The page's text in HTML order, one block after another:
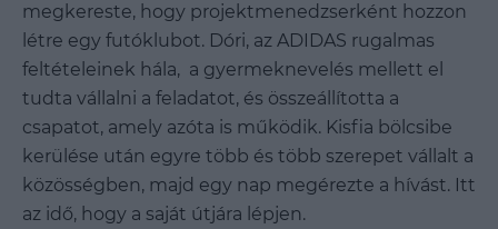
megkereste, hogy projektmenedzserként hozzon
létre egy futóklubot. Dóri, az ADIDAS rugalmas
feltételeinek hála, a gyermeknevelés mellett el
tudta vállalni a feladatot, és összeállította a
csapatot, amely azóta is működik. Kisfia bölcsibe
kerülése után egyre több és több szerepet vállalt a
közösségben, majd egy nap megérezte a hívást. Itt
az idő, hogy a saját útjára lépjen.